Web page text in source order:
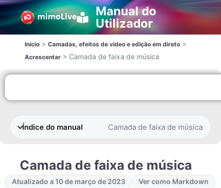
Manual do
Utilizador
Início > Camadas, efeitos de vídeo e edição em direto >
Acrescentar > Camada de faixa de música
Índice do manual Camada de faixa de música
Camada de faixa de música
Atualizado a 10 de março de 2023 Ver como Markdown